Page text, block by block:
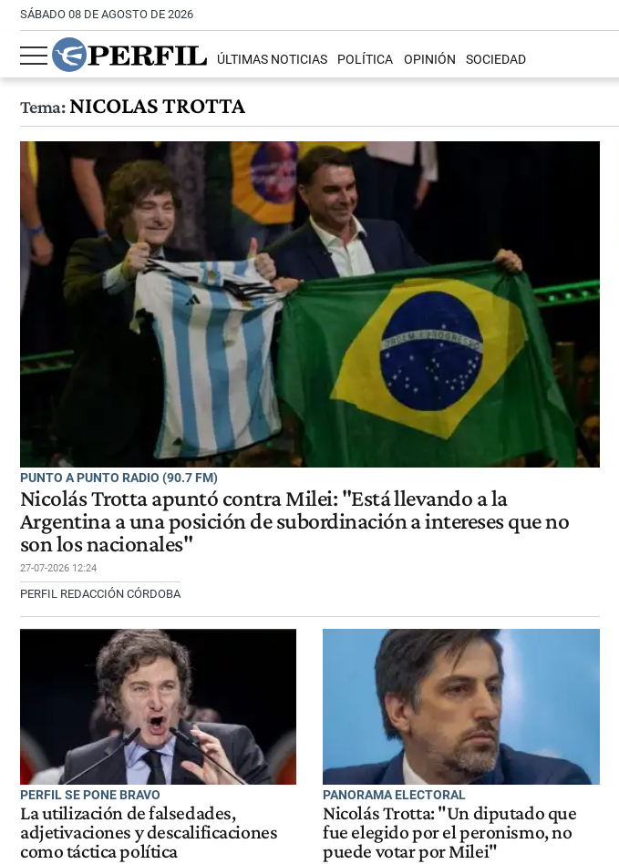
SÁBADO 08 DE AGOSTO DE 2026
ÚLTIMAS NOTICIAS POLÍTICA OPINIÓN SOCIEDAD
Tema:NICOLAS TROTTA
PUNTO A PUNTO RADIO (90.7 FM)
Nicolás Trotta apuntó contra Milei: "Está llevando a la
Argentina a una posición de subordinación a intereses que no
son los nacionales"
27-07-2026 12:24
PERFIL REDACCIÓN CÓRDOBA
PERFIL SE PONE BRAVO
La utilización de falsedades,
adjetivaciones y descalificaciones
como táctica política
PANORAMA ELECTORAL
Nicolás Trotta: "Un diputado que
fue elegido por el peronismo, no
puede votar por Milei"